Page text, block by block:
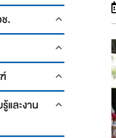
.
และงาน